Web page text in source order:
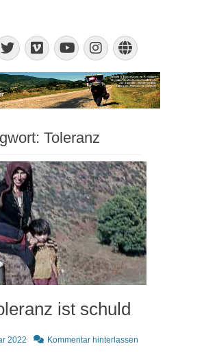
Twitter
Vimeo
YouTube
Instagram
Website
Toleranz
ist schuld
2022 Kommentar hinterlassen